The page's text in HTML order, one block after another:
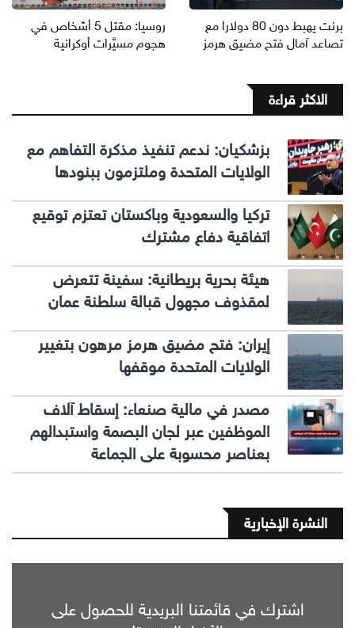
برنت يهبط دون 80 دولارا مع
تصاعد آمال فتح مضيق هرمز
روسيا: مقتل 5 أشخاص في
هجوم مسيَّرات أوكرانية
الاكثر قراءة
بزشكيان: ندعم تنفيذ مذكرة التفاهم مع
الولايات المتحدة وملتزمون ببنودها
تركيا والسعودية وباكستان تعتزم توقيع
اتفاقية دفاع مشترك
هيئة بحرية بريطانية: سفينة تتعرض
لمقذوف مجهول قبالة سلطنة عمان
إيران: فتح مضيق هرمز مرهون بتغيير
الولايات المتحدة موقفها
مصدر في مالية صنعاء: إسقاط آلاف
الموظفين عبر لجان البصمة واستبدالهم
بعناصر محسوبة على الجماعة
النشرة الإخبارية
اشترك في قائمتنا البريدية للحصول على